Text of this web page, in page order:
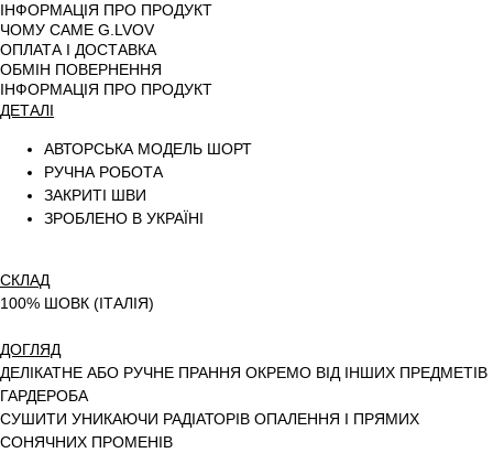
ІНФОРМАЦІЯ ПРО ПРОДУКТ
ЧОМУ САМЕ G.LVOV
ОПЛАТА І ДОСТАВКА
ОБМІН ПОВЕРНЕННЯ
ІНФОРМАЦІЯ ПРО ПРОДУКТ
ДЕТАЛІ
АВТОРСЬКА МОДЕЛЬ ШОРТ
РУЧНА РОБОТА
ЗАКРИТІ ШВИ
ЗРОБЛЕНО В УКРАЇНІ
СКЛАД
100% ШОВК (ІТАЛІЯ)
ДОГЛЯД
ДЕЛІКАТНЕ АБО РУЧНЕ ПРАННЯ ОКРЕМО ВІД ІНШИХ ПРЕДМЕТІВ
ГАРДЕРОБА
СУШИТИ УНИКАЮЧИ РАДІАТОРІВ ОПАЛЕННЯ І ПРЯМИХ
СОНЯЧНИХ ПРОМЕНІВ